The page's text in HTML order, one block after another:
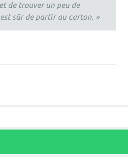
de trouver un peu de
sûr de partir au carton. »